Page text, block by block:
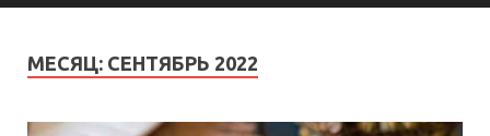
МЕСЯЦ: СЕНТЯБРЬ 2022